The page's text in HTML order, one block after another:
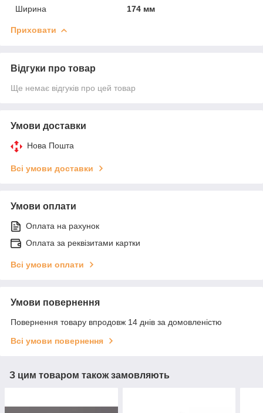
Ширина
174 мм
Приховати
Відгуки про товар
Ще немає відгуків про цей товар
Умови доставки
Нова Пошта
Всі умови доставки
Умови оплати
Оплата на рахунок
Оплата за реквізитами картки
Всі умови оплати
Умови повернення
Повернення товару впродовж 14 днів за домовленістю
Всі умови повернення
З цим товаром також замовляють